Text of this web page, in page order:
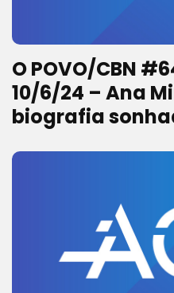
O POVO/CBN
10/6/24 – Ana
biografia